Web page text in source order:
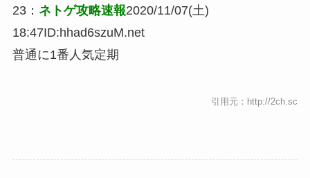
23： ネトゲ攻略速報2020/11/07(土)
18:47ID:hhad6szuM.net
普通に1番人気定期
引用元：http://2ch.sc